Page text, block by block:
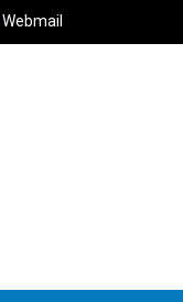
Webmail